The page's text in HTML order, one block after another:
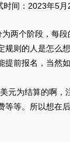
时间：2023年5
两个阶段，每段
规则的人是怎么
提前报名，当然
元为结算的啊，
等等。所以想在